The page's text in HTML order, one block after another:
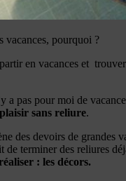
vacances, pourquoi ?
en vacances et
a pas pour moi de
plaisir sans reliure.
des devoirs de grandes
de terminer des reliures
: les décors.